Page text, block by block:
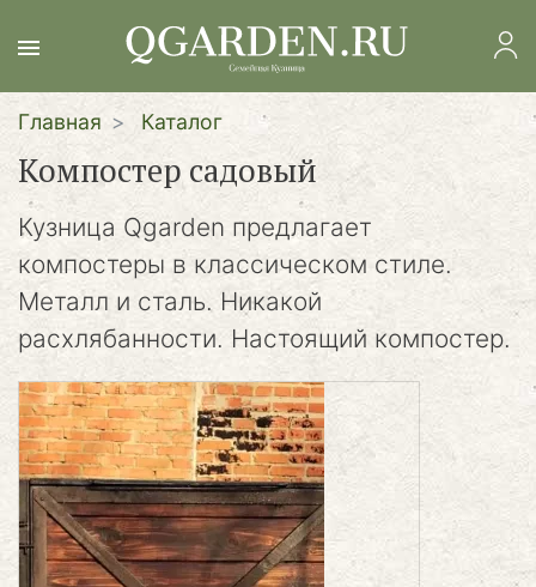
к
Главная Каталог
Компостер садовый
Кузница Qgarden предлагает
компостеры в классическом стиле.
Металл и сталь. Никакой
расхлябанности. Настоящий компостер.